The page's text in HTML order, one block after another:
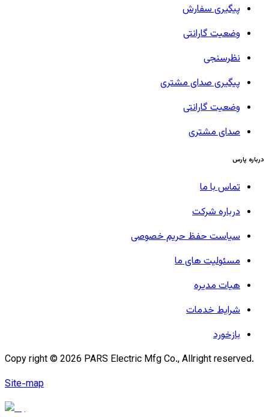
پیگیری سفارش
وضعیت گارانتی
نظرسنجی
پیگیری صدای مشتری
وضعیت گارانتی
صدای مشتری
درباره پارس
تماس با ما
درباره شرکت
سیاست حفظ حریم خصوصی
مسئولیت های ما
هیات مدیره
شرایط خدمات
بازخورد
Copy right © 2026 PARS Electric Mfg Co., Allright reserved.
Site-map